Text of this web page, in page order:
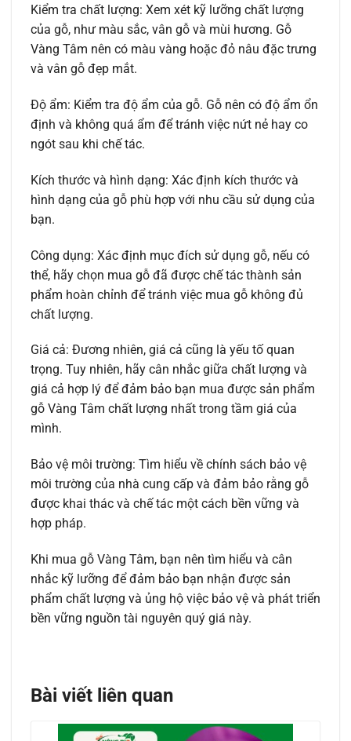
Kiểm tra chất lượng: Xem xét kỹ lưỡng chất lượng
của gỗ, như màu sắc, vân gỗ và mùi hương. Gỗ
Vàng Tâm nên có màu vàng hoặc đỏ nâu đặc trưng
và vân gỗ đẹp mắt.
Độ ẩm: Kiểm tra độ ẩm của gỗ. Gỗ nên có độ ẩm ổn
định và không quá ẩm để tránh việc nứt nẻ hay co
ngót sau khi chế tác.
Kích thước và hình dạng: Xác định kích thước và
hình dạng của gỗ phù hợp với nhu cầu sử dụng của
bạn.
Công dụng: Xác định mục đích sử dụng gỗ, nếu có
thể, hãy chọn mua gỗ đã được chế tác thành sản
phẩm hoàn chỉnh để tránh việc mua gỗ không đủ
chất lượng.
Giá cả: Đương nhiên, giá cả cũng là yếu tố quan
trọng. Tuy nhiên, hãy cân nhắc giữa chất lượng và
giá cả hợp lý để đảm bảo bạn mua được sản phẩm
gỗ Vàng Tâm chất lượng nhất trong tầm giá của
mình.
Bảo vệ môi trường: Tìm hiểu về chính sách bảo vệ
môi trường của nhà cung cấp và đảm bảo rằng gỗ
được khai thác và chế tác một cách bền vững và
hợp pháp.
Khi mua gỗ Vàng Tâm, bạn nên tìm hiểu và cân
nhắc kỹ lưỡng để đảm bảo bạn nhận được sản
phẩm chất lượng và ủng hộ việc bảo vệ và phát triển
bền vững nguồn tài nguyên quý giá này.
Bài viết liên quan